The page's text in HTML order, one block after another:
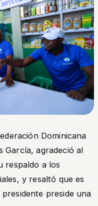
Dominicana
García, agradeció al
respaldo a los
y resaltó que es
preside una